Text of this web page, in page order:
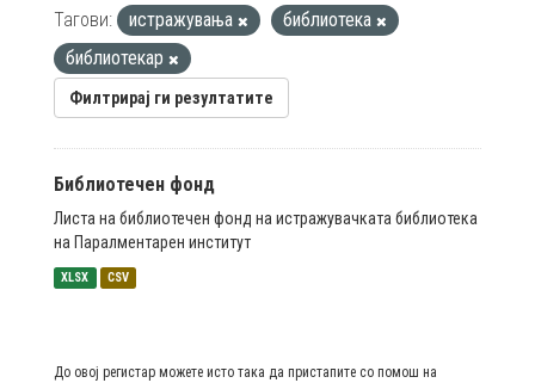
Тагови:
истражувања
библиотека
библиотекар
Филтрирај ги резултатите
Библиотечен фонд
Листа на библиотечен фонд на истражувачката библиотека
на Паралментарен институт
XLSX CSV
До овој регистар можете исто така да пристапите со помош на